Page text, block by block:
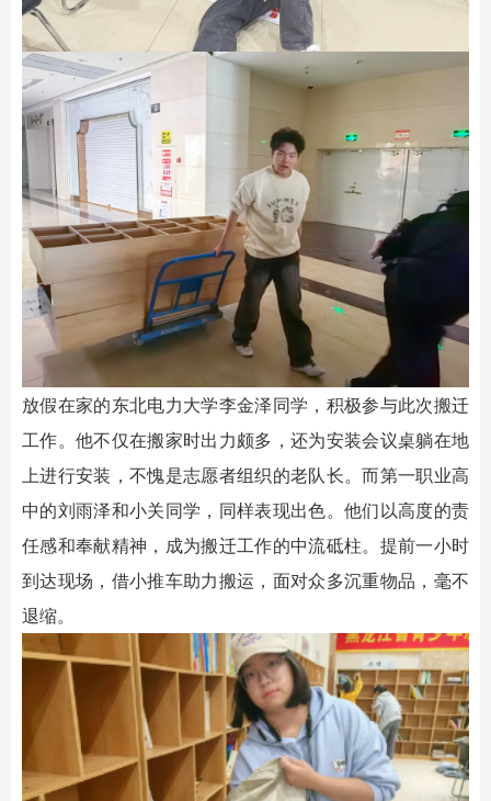
放假在家的东北电力大学李金泽同学，积极参与此次搬迁
工作。他不仅在搬家时出力颇多，还为安装会议桌躺在地
上进行安装，不愧是志愿者组织的老队长。而第一职业高
中的刘雨泽和小关同学，同样表现出色。他们以高度的责
任感和奉献精神，成为搬迁工作的中流砥柱。提前一小时
到达现场，借小推车助力搬运，面对众多沉重物品，毫不
退缩。